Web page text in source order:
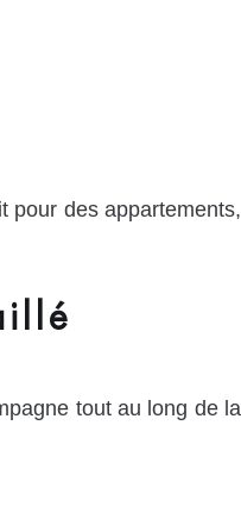
pour des appartements,
tout au long de la